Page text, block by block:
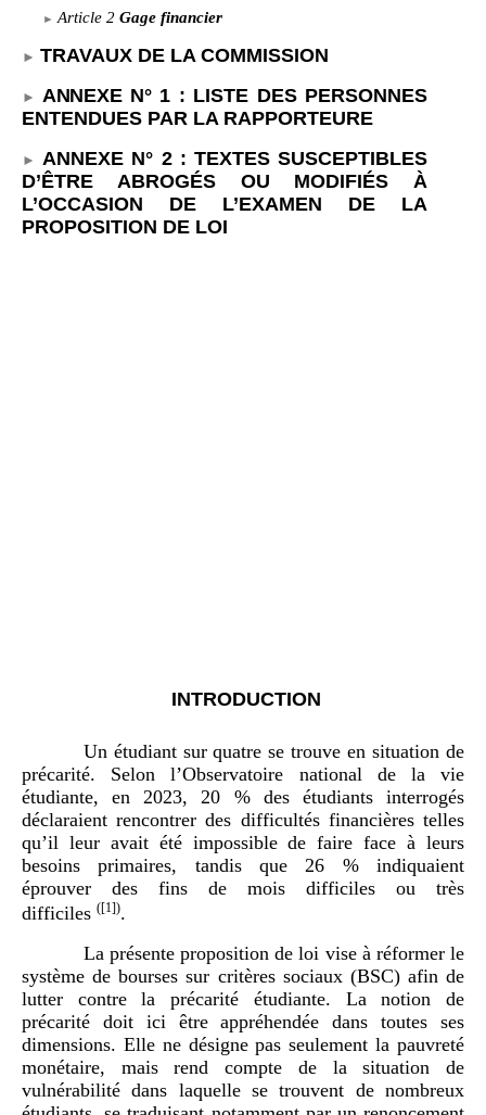
Article 2 Gage financier
TRAVAUX DE LA COMMISSION
ANNEXE N° 1 : LISTE DES PERSONNES
ENTENDUES PAR LA RAPPORTEURE
ANNEXE N° 2 : TEXTES SUSCEPTIBLES
D’ÊTRE ABROGÉS OU MODIFIÉS À
L’OCCASION DE L’EXAMEN DE LA
PROPOSITION DE LOI
INTRODUCTION
Un étudiant sur quatre se trouve en situation de
précarité. Selon l’Observatoire national de la vie
étudiante, en 2023, 20 % des étudiants interrogés
déclaraient rencontrer des difficultés financières telles
qu’il leur avait été impossible de faire face à leurs
besoins primaires, tandis que 26 % indiquaient
éprouver des fins de mois difficiles ou très
difficiles ([1]).
La présente proposition de loi vise à réformer le
système de bourses sur critères sociaux (BSC) afin de
lutter contre la précarité étudiante. La notion de
précarité doit ici être appréhendée dans toutes ses
dimensions. Elle ne désigne pas seulement la pauvreté
monétaire, mais rend compte de la situation de
vulnérabilité dans laquelle se trouvent de nombreux